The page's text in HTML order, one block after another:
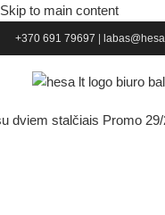
Skip to main content
+370 691 79697